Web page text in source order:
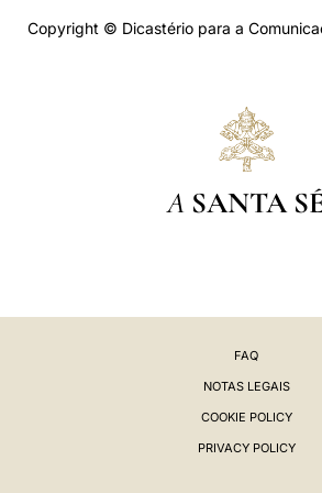
Copyright © Dicastério para a
A SANTA
FAQ
NOTAS LEGAIS
COOKIE POLICY
PRIVACY POLICY